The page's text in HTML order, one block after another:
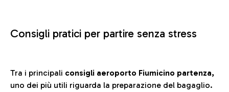
Consigli pratici per partire senza stress
Tra i principali consigli aeroporto Fiumicino partenza,
uno dei più utili riguarda la preparazione del bagaglio.